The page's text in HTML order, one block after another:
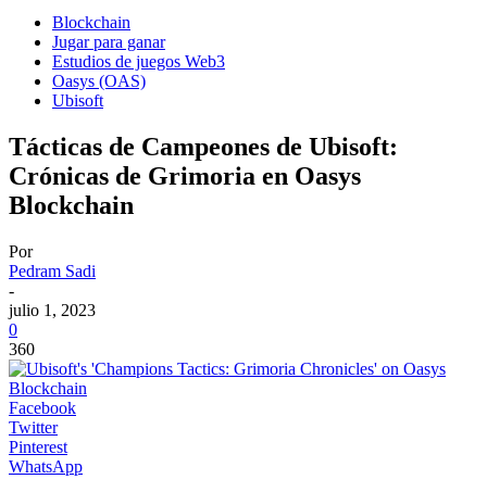
Blockchain
Jugar para ganar
Estudios de juegos Web3
Oasys (OAS)
Ubisoft
Tácticas de Campeones de Ubisoft:
Crónicas de Grimoria en Oasys
Blockchain
Por
Pedram Sadi
-
julio 1, 2023
0
360
Facebook
Twitter
Pinterest
WhatsApp